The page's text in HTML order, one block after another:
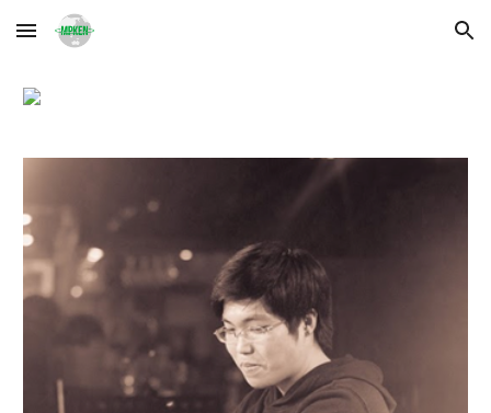
Skip to main content Skip to navigation